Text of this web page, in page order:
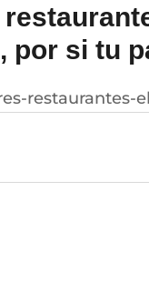
por si tu
restaurantes-